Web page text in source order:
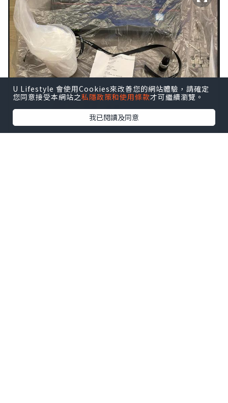
U Lifestyle 會使用Cookies來改善您的網站體驗，請確定
您同意接受本網站之私隱政策和使用條款才可繼續瀏覽。
我已閱讀及同意